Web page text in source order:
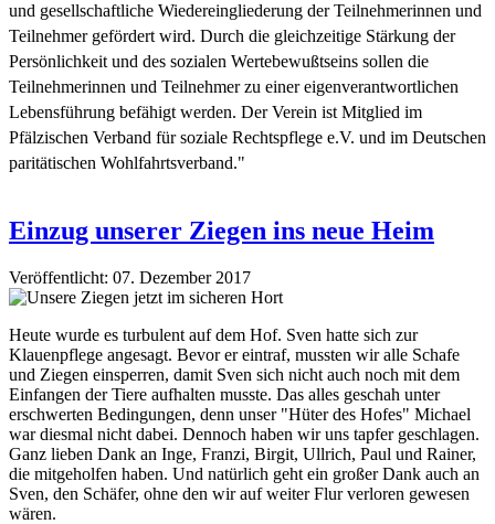
und gesellschaftliche Wiedereingliederung der Teilnehmerinnen und
Teilnehmer gefördert wird. Durch die gleichzeitige Stärkung der
Persönlichkeit und des sozialen Wertebewußtseins sollen die
Teilnehmerinnen und Teilnehmer zu einer eigenverantwortlichen
Lebensführung befähigt werden. Der Verein ist Mitglied im
Pfälzischen Verband für soziale Rechtspflege e.V. und im Deutschen
paritätischen Wohlfahrtsverband."
Einzug unserer Ziegen ins neue Heim
Veröffentlicht: 07. Dezember 2017
Heute wurde es turbulent auf dem Hof. Sven hatte sich zur
Klauenpflege angesagt. Bevor er eintraf, mussten wir alle Schafe
und Ziegen einsperren, damit Sven sich nicht auch noch mit dem
Einfangen der Tiere aufhalten musste. Das alles geschah unter
erschwerten Bedingungen, denn unser "Hüter des Hofes" Michael
war diesmal nicht dabei. Dennoch haben wir uns tapfer geschlagen.
Ganz lieben Dank an Inge, Franzi, Birgit, Ullrich, Paul und Rainer,
die mitgeholfen haben. Und natürlich geht ein großer Dank auch an
Sven, den Schäfer, ohne den wir auf weiter Flur verloren gewesen
wären.